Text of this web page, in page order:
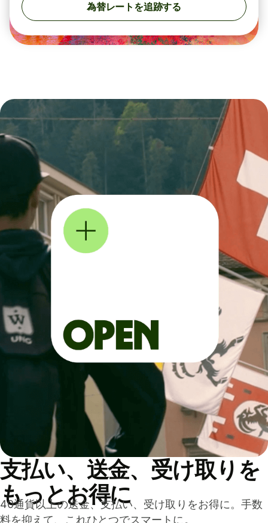
為替レートを追跡する
支払い、送金、受け取りを
もっとお得に
40通貨以上の送金、支払い、受け取りをお得に。手数
料を抑えて、これひとつでスマートに。